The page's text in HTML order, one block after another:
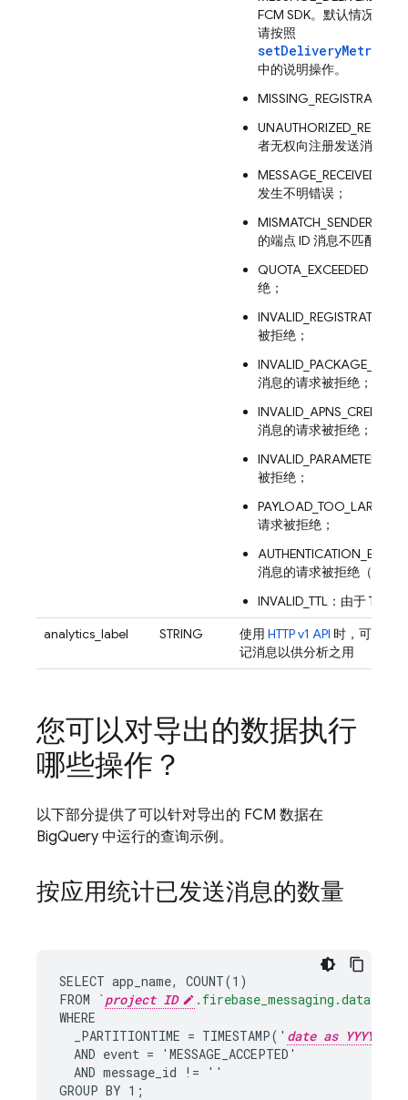
FCM SDK。默认情况下
请按照
中的说明操作。
者无权向注册发送消息；
发生不明错误；
MISMATCH_SENDER_ID
的端点 ID 消息不匹配，
QUOTA_EXCEEDED：由
绝；
被拒绝；
消息的请求被拒绝；
消息的请求被拒绝；
INVALID_PARAMETERS
被拒绝；
PAYLOAD_TOO_LARGE
请求被拒绝；
消息的请求被拒绝（请检
INVALID_TTL：由于 TTL
analytics_label
STRING 使用 HTTP v1 API 时，可以在
记消息以供分析之用
您可以对导出的数据执行
哪些操作？
以下部分提供了可以针对导出的 FCM 数据在
BigQuery 中运行的查询示例。
按应用统计已发送消息的数量
SELECT app_name, COUNT(1)
FROM
`project ID
.firebase_messaging.data`
WHERE
  _PARTITIONTIME = TIMESTAMP('
date as YYYY-MM-
  AND event = 'MESSAGE_ACCEPTED'
  AND message_id != ''
GROUP BY 1;